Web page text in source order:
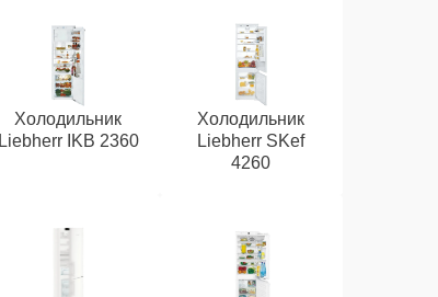
Холодильник
Liebherr IKB 2360
Холодильник
Liebherr SKef
4260